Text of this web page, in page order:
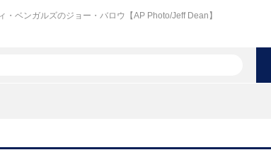
・ベンガルズのジョー・バロウ【AP Photo/Jeff Dean】